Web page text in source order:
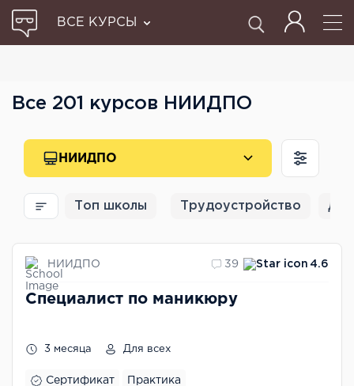
ВСЕ КУРСЫ
Все 201 курсов НИИДПО
НИИДПО
Топ школы Трудоустройство
НИИДПО 39 4.6
Специалист по маникюру
3 месяца Для всех
Сертификат Практика